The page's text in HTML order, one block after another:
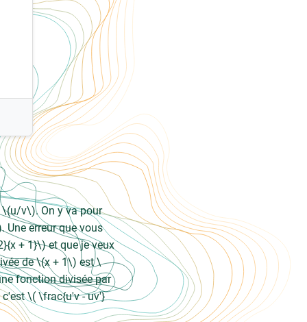
\(u/v\). On y va pour
erreur que vous
+ 1}\) et que je veux
de \(x + 1\) est \
fonction divisée par
c'est \( \frac{u'v - uv'}